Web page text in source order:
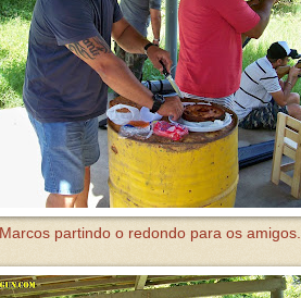
Marcos partindo o redondo para os amigos.